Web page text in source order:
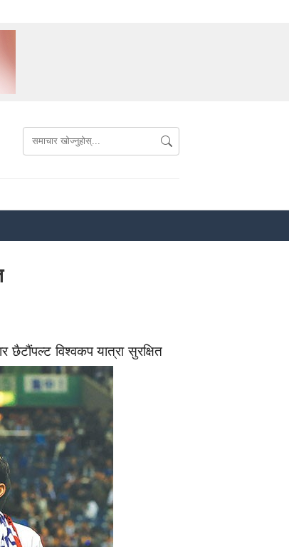
छैटौंपल्ट विश्वकप यात्रा सुरक्षित